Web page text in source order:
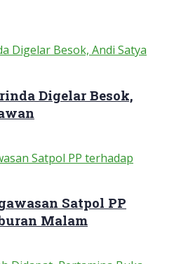
Digelar Besok,
Satpol PP
Malam